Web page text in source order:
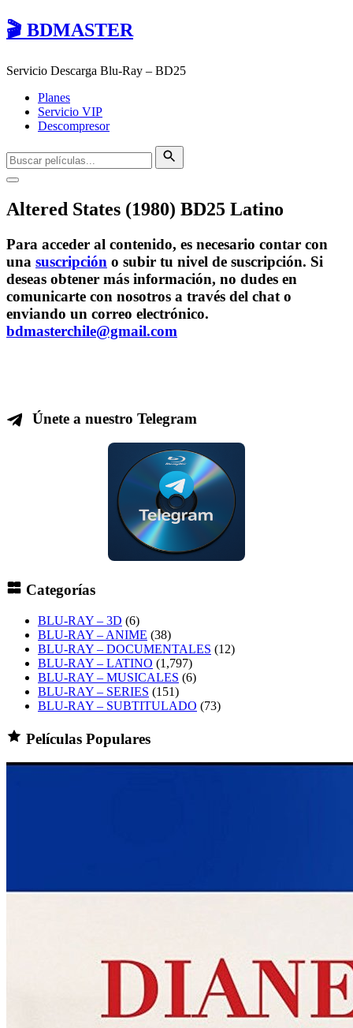
🎬 BDMASTER
Servicio Descarga Blu-Ray – BD25
Planes
Servicio VIP
Descompresor
Altered States (1980) BD25 Latino
Para acceder al contenido, es necesario contar con
una suscripción o subir tu nivel de suscripción. Si
deseas obtener más información, no dudes en
comunicarte con nosotros a través del chat o
enviando un correo electrónico.
bdmasterchile@gmail.com
Únete a nuestro Telegram
Categorías
BLU-RAY – 3D (6)
BLU-RAY – ANIME (38)
BLU-RAY – DOCUMENTALES (12)
BLU-RAY – LATINO (1,797)
BLU-RAY – MUSICALES (6)
BLU-RAY – SERIES (151)
BLU-RAY – SUBTITULADO (73)
Películas Populares